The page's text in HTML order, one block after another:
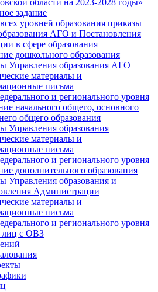
области на 2023-2028 годы»
задание
уровней образования приказы
АГО и Постановления
в сфере образования
дошкольного образования
Управления образования АГО
материалы и
письма
и регионального уровня
начального общего, основного
общего образования
Управления образования
материалы и
письма
и регионального уровня
дополнительного образования
Управления образования и
Администрации
материалы и
письма
и регионального уровня
лиц с ОВЗ